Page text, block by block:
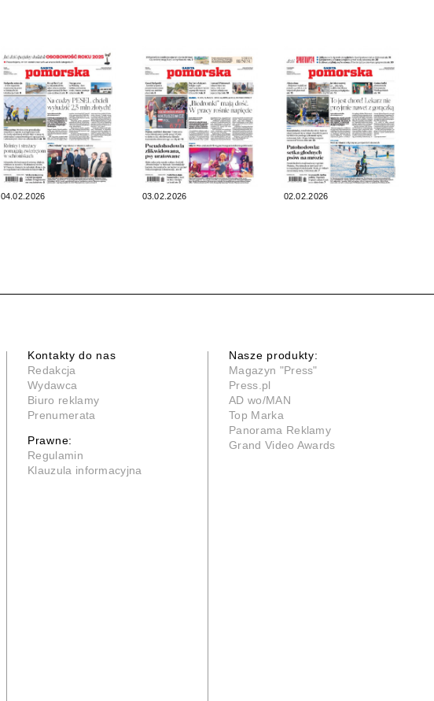
04.02.2026 03.02.2026 02.02.2026
Kontakty do nas
Redakcja
Wydawca
Biuro reklamy
Prenumerata
Prawne:
Regulamin
Klauzula informacyjna
Nasze produkty:
Magazyn "Press"
Press.pl
AD wo/MAN
Top Marka
Panorama Reklamy
Grand Video Awards